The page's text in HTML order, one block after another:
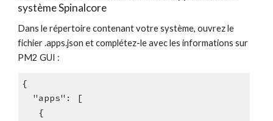
système Spinalcore
Dans le répertoire contenant votre système, ouvrez le
fichier .apps.json et complétez-le avec les informations sur
PM2 GUI :
{
"apps": [
   {